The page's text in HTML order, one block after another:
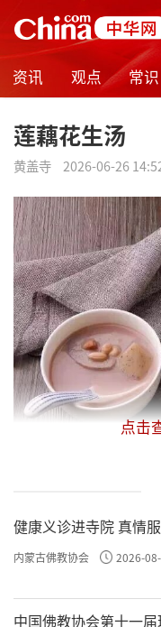
资讯 观点 常识
莲藕花生汤
黄盖寺 2026-06-26
莲藕，花生米，
做法：
1. 莲藕切块，放
淀粉；
点击
健康义诊进寺院 真情
内蒙古佛教协会 2026-
中国佛教协会第十一